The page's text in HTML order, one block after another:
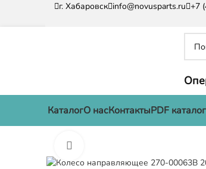
г. Хабаровск info@novusparts.ru +7
КаталогО насКонтактыPDF